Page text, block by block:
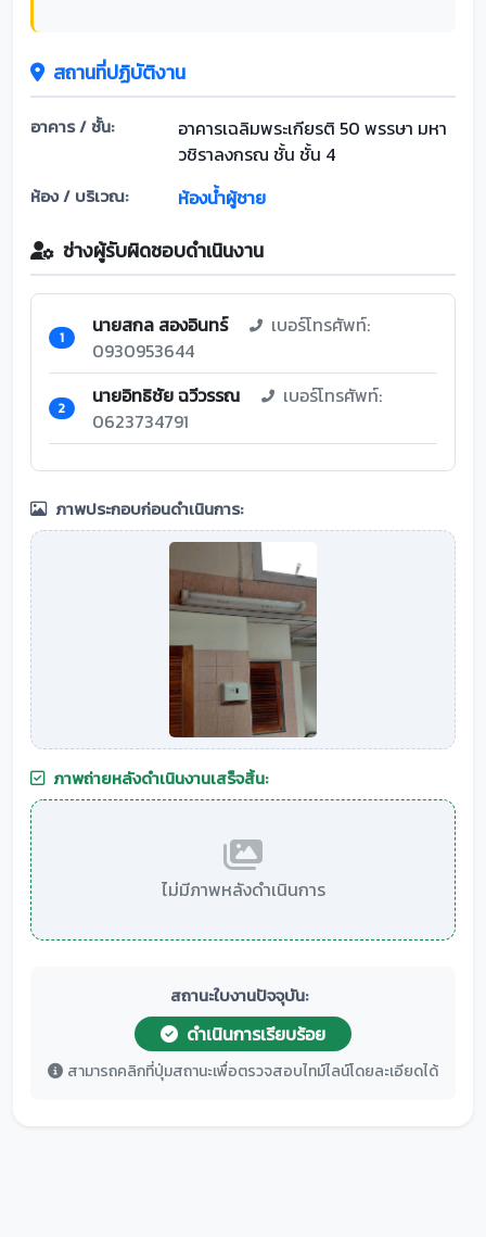
สถานที่ปฏิบัติงาน
อาคาร / ชั้น:
อาคารเฉลิมพระเกียรติ 50 พรรษา มหา
วชิราลงกรณ ชั้น ชั้น 4
ห้อง / บริเวณ: ห้องน้ำผู้ชาย
ช่างผู้รับผิดชอบดำเนินงาน
1 นายสกล สองอินทร์
เบอร์โทรศัพท์:
0930953644
2 นายอิทธิชัย ฉวีวรรณ
เบอร์โทรศัพท์:
0623734791
ภาพประกอบก่อนดำเนินการ:
ภาพถ่ายหลังดำเนินงานเสร็จสิ้น:
ไม่มีภาพหลังดำเนินการ
สถานะใบงานปัจจุบัน:
ดำเนินการเรียบร้อย
สามารถคลิกที่ปุ่มสถานะเพื่อตรวจสอบไทม์ไลน์โดยละเอียดได้